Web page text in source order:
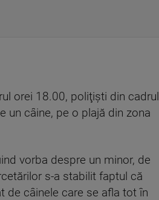
orei 18.00, poliţişti din cadrul
un câine, pe o plajă din zona
vorba despre un minor, de
s-a stabilit faptul că
de câinele care se afla tot în